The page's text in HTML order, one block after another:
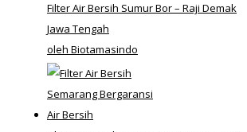
Filter Air Bersih Sumur Bor – Raji Demak
Jawa Tengah
oleh Biotamasindo